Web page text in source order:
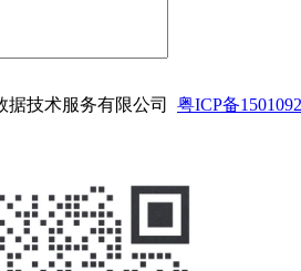
据技术服务有限公司 粤ICP备